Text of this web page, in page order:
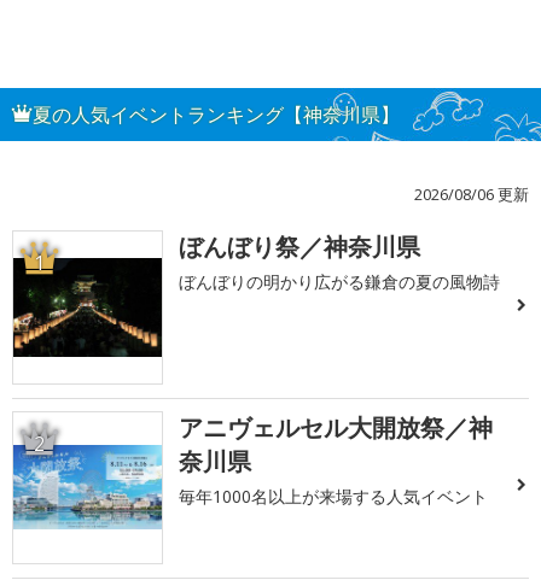
夏の人気イベントランキング【神奈川県】
2026/08/06 更新
1 ぼんぼり祭／神奈川県
ぼんぼりの明かり広がる鎌倉の夏の風物詩
2
アニヴェルセル大開放祭／神
奈川県
毎年1000名以上が来場する人気イベント